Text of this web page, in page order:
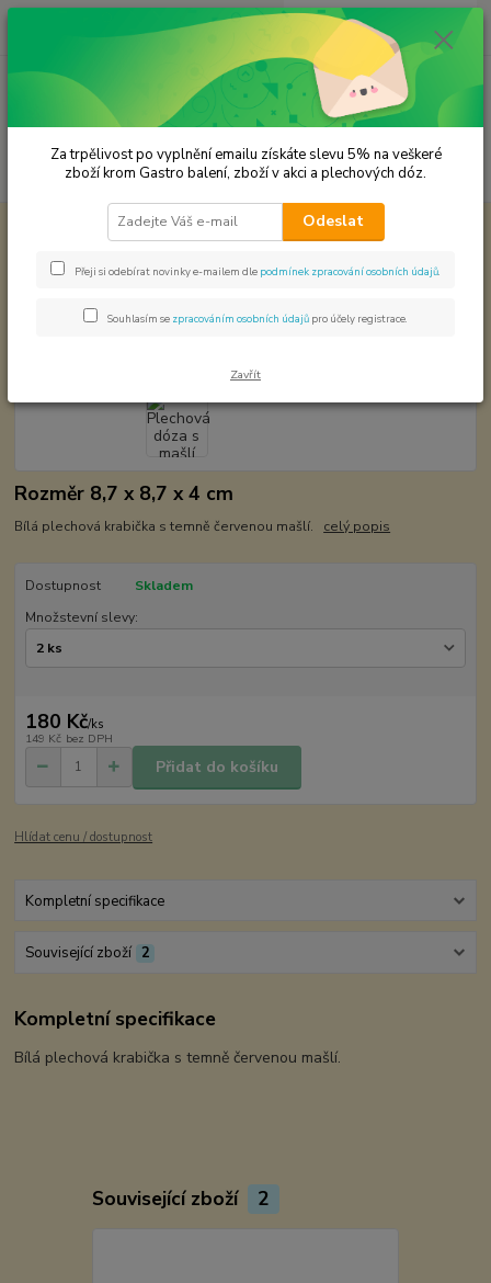
Menu
Hledat
ks
za 0,00 Kč
Plechové dózy - kořenky Plechová dóza s mašlí 1,002042,34
Plechová dóza s mašlí
1,002042,34
Rozměr 8,7 x 8,7 x 4 cm
Bílá plechová krabička s temně červenou mašlí. celý popis
Dostupnost
Skladem
Množstevní slevy:
180 Kč/ks
149 Kč bez DPH
Přidat do košíku
Hlídat cenu / dostupnost
Kompletní specifikace
Související zboží 2
Kompletní specifikace
Bílá plechová krabička s temně červenou mašlí.
Související zboží 2
Za trpělivost po vyplnění emailu získáte slevu 5% na veškeré
zboží krom Gastro balení, zboží v akci a plechových dóz.
Odeslat
Přeji si odebírat novinky e-mailem dle podmínek zpracování osobních údajů
Souhlasím se zpracováním osobních údajů pro účely registrace.
Zavřít